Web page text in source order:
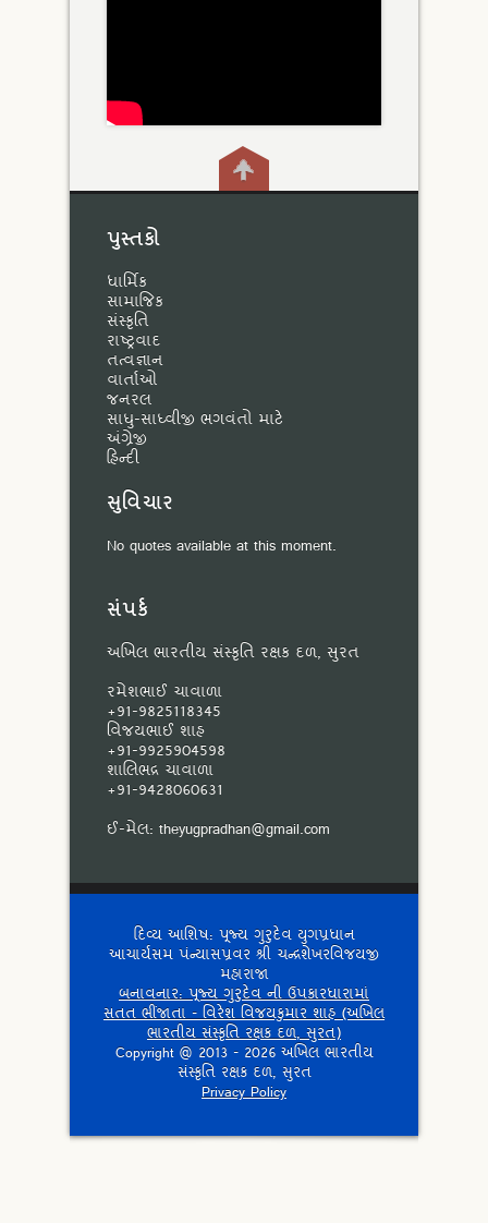
પુસ્તકો
ધાર્મિક
સામાજિક
સંસ્કૃતિ
રાષ્ટ્રવાદ
તત્વજ્ઞાન
વાર્તાઓ
જનરલ
સાધુ-સાધ્વીજી ભગવંતો માટે
અંગ્રેજી
હિન્દી
સુવિચાર
No quotes available at this moment.
સંપર્ક
અખિલ ભારતીય સંસ્કૃતિ રક્ષક દળ, સુરત
રમેશભાઈ ચાવાળા
+91-9825118345
વિજયભાઈ શાહ
+91-9925904598
શાલિભદ્ર ચાવાળા
+91-9428060631
ઈ-મેલ: theyugpradhan@gmail.com
દિવ્ય આશિષ: પૂજ્ય ગુરુદેવ યુગપ્રધાન
આચાર્યસમ પંન્યાસપ્રવર શ્રી ચન્દ્રશેખરવિજયજી
મહારાજા
બનાવનાર: પૂજ્ય ગુરુદેવ ની ઉપકારધારામાં
સતત ભીંજાતા - વિરેશ વિજયકુમાર શાહ (અખિલ
ભારતીય સંસ્કૃતિ રક્ષક દળ, સુરત)
Copyright @ 2013 - 2026 અખિલ ભારતીય
સંસ્કૃતિ રક્ષક દળ, સુરત
Privacy Policy